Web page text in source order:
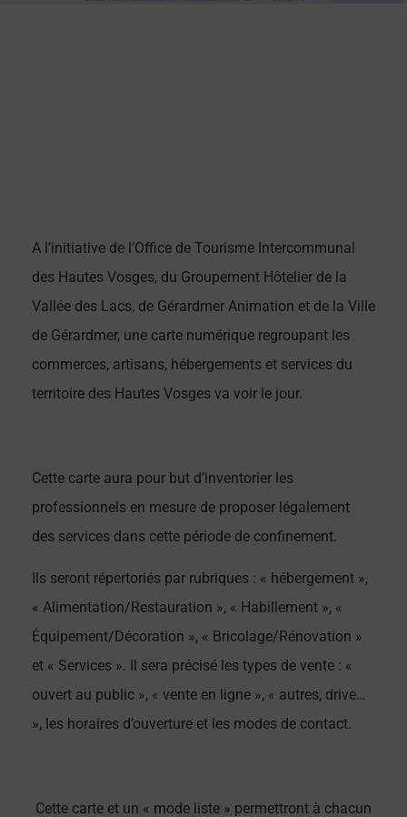
A l’initiative de l’Office de Tourisme Intercommunal
des Hautes Vosges, du Groupement Hôtelier de la
Vallée des Lacs, de Gérardmer Animation et de la Ville
de Gérardmer, une carte numérique regroupant les
commerces, artisans, hébergements et services du
territoire des Hautes Vosges va voir le jour.
Cette carte aura pour but d’inventorier les
professionnels en mesure de proposer légalement
des services dans cette période de confinement.
Ils seront répertoriés par rubriques : « hébergement »,
« Alimentation/Restauration », « Habillement », «
Équipement/Décoration », « Bricolage/Rénovation »
et « Services ». Il sera précisé les types de vente : «
ouvert au public », « vente en ligne », « autres, drive…
», les horaires d’ouverture et les modes de contact.
Cette carte et un « mode liste » permettront à chacun